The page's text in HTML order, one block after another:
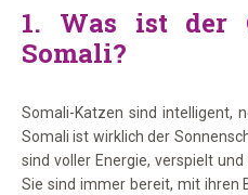
1. Was ist der
Somali?
Somali-Katzen sind intelligent,
Somali ist wirklich der
sind voller Energie, verspielt
Sie sind immer bereit, mit ihren